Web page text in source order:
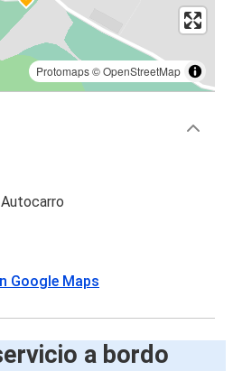
Protomaps©OpenStreetMap
Google Maps
a bordo